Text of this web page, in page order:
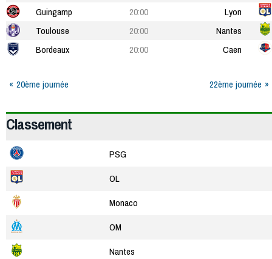
Guingamp
20:00
Lyon
Toulouse
20:00
Nantes
Bordeaux
20:00 Caen
20ème journée 22ème journée
Classement
PSG
OL
Monaco
OM
Nantes